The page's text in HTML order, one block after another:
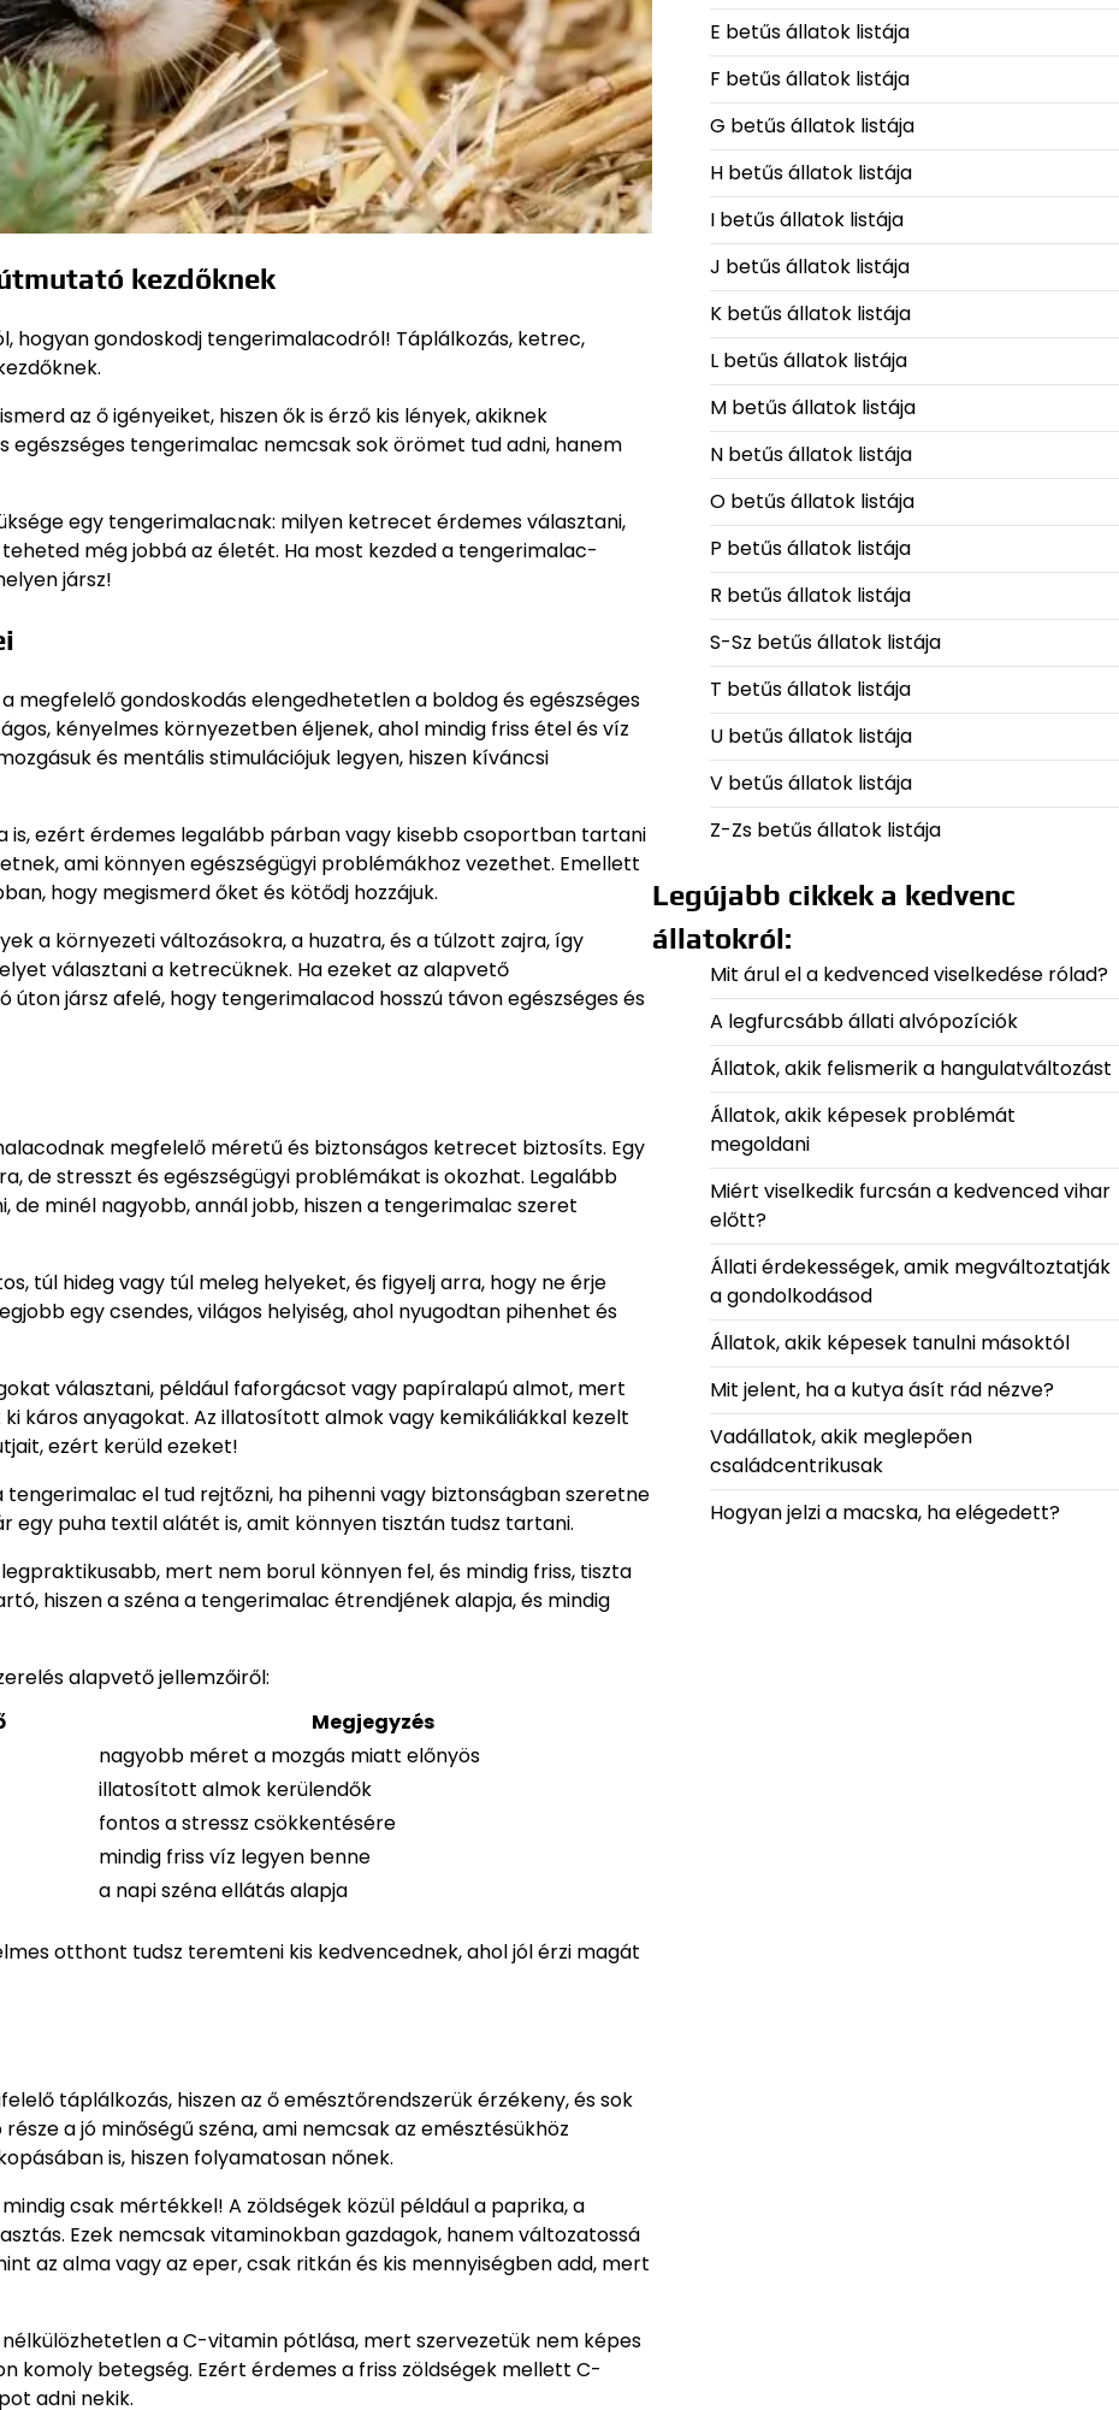
kezdőknek
hogyan gondoskodj tengerimalacodról! Táplálkozás, ketrec,
az ő igényeiket, hiszen ők is érző kis lények, akiknek
egészséges tengerimalac nemcsak sok örömet tud adni, hanem
egy tengerimalacnak: milyen ketrecet érdemes választani,
még jobbá az életét. Ha most kezded a tengerimalac-
jársz!
megfelelő gondoskodás elengedhetetlen a boldog és egészséges
kényelmes környezetben éljenek, ahol mindig friss étel és víz
és mentális stimulációjuk legyen, hiszen kíváncsi
is, ezért érdemes legalább párban vagy kisebb csoportban tartani
ami könnyen egészségügyi problémákhoz vezethet. Emellett
hogy megismerd őket és kötődj hozzájuk.
a környezeti változásokra, a huzatra, és a túlzott zajra, így
választani a ketrecüknek. Ha ezeket az alapvető
jársz afelé, hogy tengerimalacod hosszú távon egészséges és
megfelelő méretű és biztonságos ketrecet biztosíts. Egy
de stresszt és egészségügyi problémákat is okozhat. Legalább
minél nagyobb, annál jobb, hiszen a tengerimalac szeret
túl hideg vagy túl meleg helyeket, és figyelj arra, hogy ne érje
egy csendes, világos helyiség, ahol nyugodtan pihenhet és
választani, például faforgácsot vagy papíralapú almot, mert
káros anyagokat. Az illatosított almok vagy kemikáliákkal kezelt
ezért kerüld ezeket!
el tud rejtőzni, ha pihenni vagy biztonságban szeretne
egy puha textil alátét is, amit könnyen tisztán tudsz tartani.
mert nem borul könnyen fel, és mindig friss, tiszta
hiszen a széna a tengerimalac étrendjének alapja, és mindig
alapvető jellemzőiről:
Megjegyzés
nagyobb méret a mozgás miatt előnyös
illatosított almok kerülendők
fontos a stressz csökkentésére
mindig friss víz legyen benne
a napi széna ellátás alapja
otthont tudsz teremteni kis kedvencednek, ahol jól érzi magát
táplálkozás, hiszen az ő emésztőrendszerük érzékeny, és sok
a jó minőségű széna, ami nemcsak az emésztésükhöz
is, hiszen folyamatosan nőnek.
csak mértékkel! A zöldségek közül például a paprika, a
Ezek nemcsak vitaminokban gazdagok, hanem változatossá
az alma vagy az eper, csak ritkán és kis mennyiségben add, mert
a C-vitamin pótlása, mert szervezetük nem képes
komoly betegség. Ezért érdemes a friss zöldségek mellett C-
adni nekik.
E betűs állatok listája
F betűs állatok listája
G betűs állatok listája
H betűs állatok listája
I betűs állatok listája
J betűs állatok listája
K betűs állatok listája
L betűs állatok listája
M betűs állatok listája
N betűs állatok listája
O betűs állatok listája
P betűs állatok listája
R betűs állatok listája
S-Sz betűs állatok listája
T betűs állatok listája
U betűs állatok listája
V betűs állatok listája
Z-Zs betűs állatok listája
Legújabb cikkek a kedvenc
állatokról:
Mit árul el a kedvenced viselkedése rólad?
A legfurcsább állati alvópozíciók
Állatok, akik felismerik a hangulatváltozást
Állatok, akik képesek problémát
megoldani
Miért viselkedik furcsán a kedvenced vihar
előtt?
Állati érdekességek, amik megváltoztatják
a gondolkodásod
Állatok, akik képesek tanulni másoktól
Mit jelent, ha a kutya ásít rád nézve?
Vadállatok, akik meglepően
családcentrikusak
Hogyan jelzi a macska, ha elégedett?